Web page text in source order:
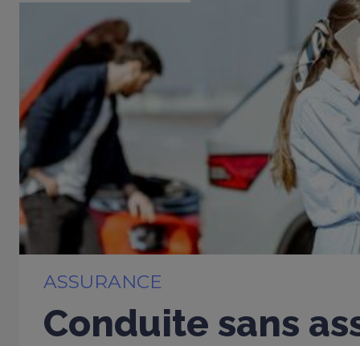
ASSURANCE
Conduite sans